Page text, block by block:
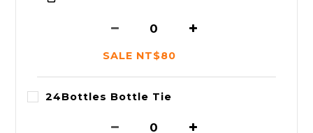
SALE NT$80
24Bottles Bottle Tie